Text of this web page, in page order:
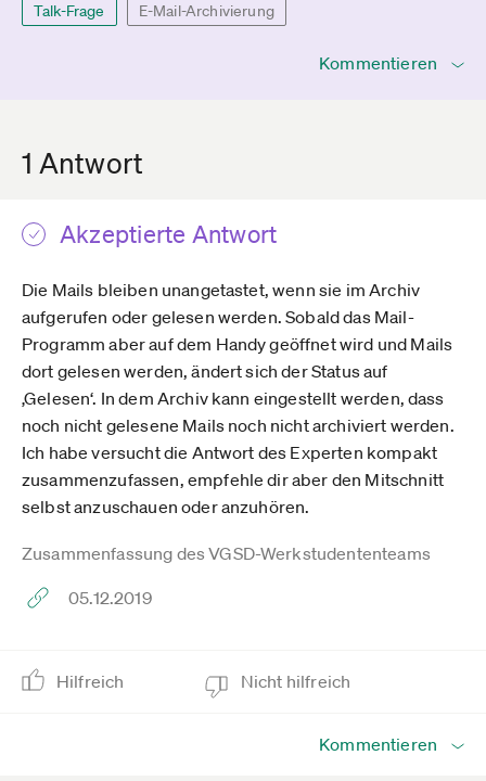
Talk-Frage E-Mail-Archivierung
Kommentieren
1 Antwort
Akzeptierte Antwort
Die Mails bleiben unangetastet, wenn sie im Archiv
aufgerufen oder gelesen werden. Sobald das Mail-
Programm aber auf dem Handy geöffnet wird und Mails
dort gelesen werden, ändert sich der Status auf
‚Gelesen‘. In dem Archiv kann eingestellt werden, dass
noch nicht gelesene Mails noch nicht archiviert werden.
Ich habe versucht die Antwort des Experten kompakt
zusammenzufassen, empfehle dir aber den Mitschnitt
selbst anzuschauen oder anzuhören.
Zusammenfassung des VGSD-Werkstudententeams
05.12.2019
Hilfreich Nicht hilfreich
Kommentieren